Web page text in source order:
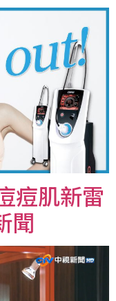
痘肌新雷
聞